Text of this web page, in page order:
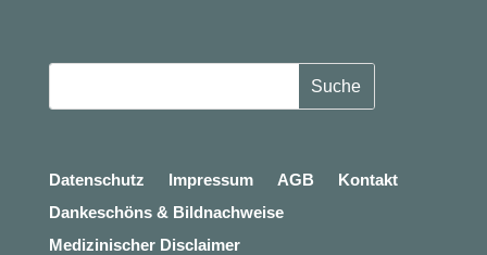
Datenschutz Impressum AGB
Kontakt
Dankeschöns & Bildnachweise
Medizinischer Disclaimer